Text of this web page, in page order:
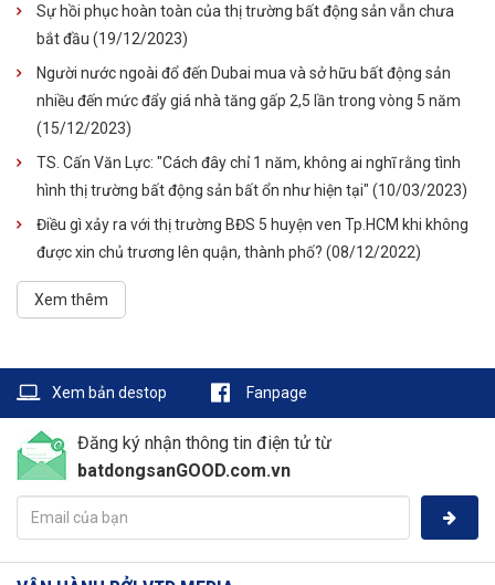
Sự hồi phục hoàn toàn của thị trường bất động sản vẫn chưa
bắt đầu (19/12/2023)
Người nước ngoài đổ đến Dubai mua và sở hữu bất động sản
nhiều đến mức đẩy giá nhà tăng gấp 2,5 lần trong vòng 5 năm
(15/12/2023)
TS. Cấn Văn Lực: "Cách đây chỉ 1 năm, không ai nghĩ rằng tình
hình thị trường bất động sản bất ổn như hiện tại" (10/03/2023)
Điều gì xảy ra với thị trường BĐS 5 huyện ven Tp.HCM khi không
được xin chủ trương lên quận, thành phố? (08/12/2022)
Xem thêm
Xem bản destop Fanpage
Đăng ký nhận thông tin điện tử từ
batdongsanGOOD.com.vn